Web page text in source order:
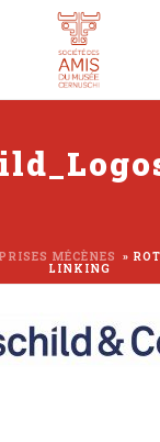
MÉCÈNES »
LINKING